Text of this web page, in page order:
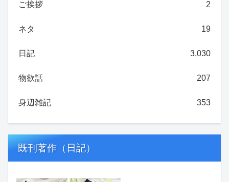
ご挨拶 2
ネタ 19
日記 3,030
物欲話 207
身辺雑記 353
既刊著作（日記）